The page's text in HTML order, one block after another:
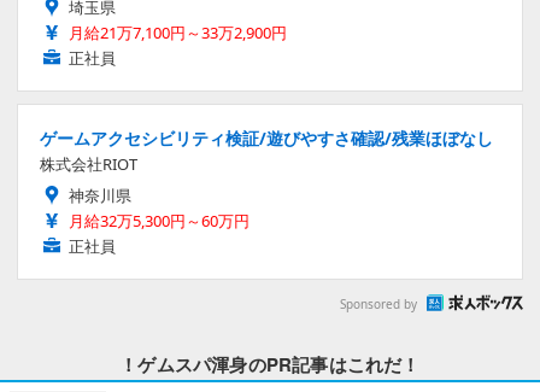
埼玉県
月給21万7,100円～33万2,900円
正社員
ゲームアクセシビリティ検証/遊びやすさ確認/残業ほぼなし
株式会社RIOT
神奈川県
月給32万5,300円～60万円
正社員
Sponsored by
！ゲムスパ渾身のPR記事はこれだ！